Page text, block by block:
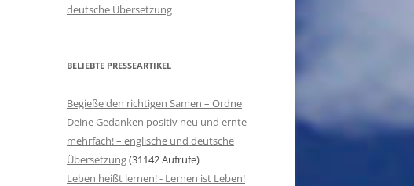
deutsche Übersetzung
BELIEBTE PRESSEARTIKEL
Begieße den richtigen Samen – Ordne
Deine Gedanken positiv neu und ernte
mehrfach! – englische und deutsche
Übersetzung(31142 Aufrufe)
Leben heißt lernen! - Lernen ist Leben!